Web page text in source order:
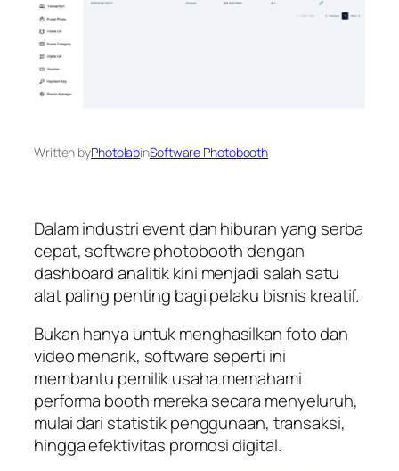
Written byPhotolabinSoftware Photobooth
Dalam industri event dan hiburan yang serba
cepat, software photobooth dengan
dashboard analitik kini menjadi salah satu
alat paling penting bagi pelaku bisnis kreatif.
Bukan hanya untuk menghasilkan foto dan
video menarik, software seperti ini
membantu pemilik usaha memahami
performa booth mereka secara menyeluruh,
mulai dari statistik penggunaan, transaksi,
hingga efektivitas promosi digital.